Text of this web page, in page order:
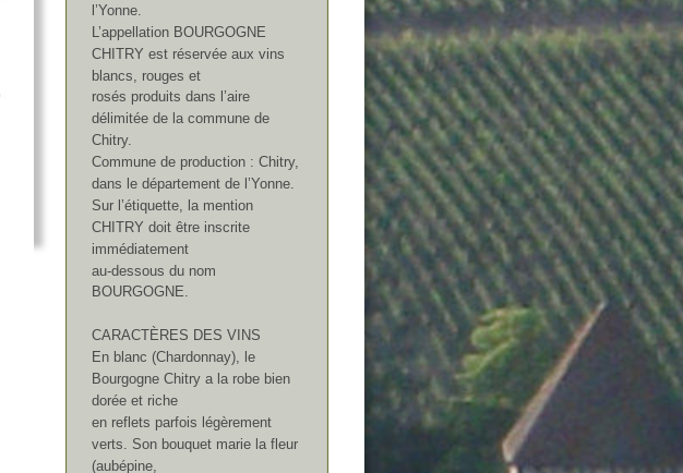
l’Yonne.
L’appellation BOURGOGNE
CHITRY est réservée aux vins
blancs, rouges et
rosés produits dans l’aire
délimitée de la commune de
Chitry.
Commune de production : Chitry,
dans le département de l’Yonne.
Sur l’étiquette, la mention
CHITRY doit être inscrite
immédiatement
au-dessous du nom
BOURGOGNE.
CARACTÈRES DES VINS
En blanc (Chardonnay), le
Bourgogne Chitry a la robe bien
dorée et riche
en reflets parfois légèrement
verts. Son bouquet marie la fleur
(aubépine,